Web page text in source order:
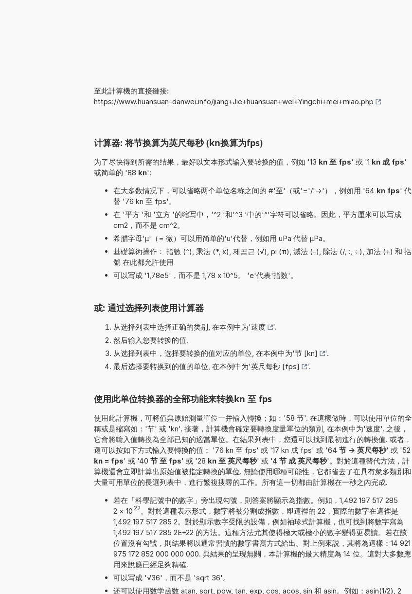
至此計算機的直接鏈接:
https://www.huansuan-danwei.info/jiang+Jie+huansuan+wei+Yingchi+mei+miao.php
计算器: 将节换算为英尺每秒 (kn换算为fps)
为了尽快得到所需的结果，最好以文本形式输入要转换的值，例如 '13 kn 至 fps' 或 '1 kn 成 fps'
或简单的 '88 kn':
在大多数情况下，可以省略两个单位名称之间的 #'至'（或'='/'->'），例如用 '64 kn fps' 代
替 '76 kn 至 fps'。
在 '平方 '和 '立方 '的缩写中，'^2 '和'^3 '中的'^'字符可以省略。因此，平方厘米可以写成
cm2，而不是 cm^2。
希腊字母'µ'（= 微）可以用简单的'u'代替，例如用 uPa 代替 µPa。
基礎算術操作： 指數 (^), 乘法 (*, x), 제곱근 (√), pi (π), 減法 (-), 除法 (/, :, ÷), 加法 (+) 和 括
號 在此都允許使用
可以写成 '1,78e5'，而不是 1,78 x 10^5。 'e'代表'指数'。
或: 通过选择列表使用计算器
从选择列表中选择正确的类别, 在本例中为'速度
'.
然后输入您要转换的值.
从选择列表中，选择要转换的值对应的单位, 在本例中为'节 [kn]
'.
最后选择要转换到的值的单位, 在本例中为'英尺每秒 [fps] '.
使用此单位转换器的全部功能来转换kn 至 fps
使用此計算機，可將值與原始測量單位一并輸入轉換；如：'58 节'. 在這樣做時，可以使用單位的全
稱或是縮寫如：'节' 或 'kn'. 接著，計算機會確定要轉換度量單位的類別, 在本例中为'速度'. 之後，
它會將輸入值轉換為全部已知的適當單位。在結果列表中，您還可以找到最初進行的轉換值. 或者，
還可以按如下方式輸入要轉換的值： '76 kn 至 fps' 或 '17 kn 成 fps' 或 '64 节 -> 英尺每秒' 或 '52
kn = fps' 或 '40 节 至 fps' 或 '28 kn 至 英尺每秒' 或 '4 节 成 英尺每秒'。對於這種替代方法，計
算機還會立即計算出原始值被指定轉換的單位. 無論使用哪種可能性，它都省去了在具有衆多類別和
大量可用單位的長選列表中，進行繁複搜尋的工作。所有這一切都由計算機在一秒之內完成.
若在「科學記號中的數字」旁出現勾號，則答案將顯示為指數。例如，1,492 197 517 285
2 × 10 22 。對於這種表示形式，數字將被分割成指數，即這裡的 22，實際的數字在這裡是
1,492 197 517 285 2。對於顯示數字受限的設備，例如袖珍式計算機，也可找到將數字寫為
1,492 197 517 285 2E+22 的方法。這種方法尤其使得極大或極小的數字變得更易讀。若在該
位置沒有勾號，則結果將以通常習慣的數字書寫方式給出。對上例來説，其將為這樣：14 921
975 172 852 000 000 000. 與結果的呈現無關，本計算機的最大精度為 14 位。這對大多數應
用來說應已經足夠精確.
可以写成 '√36'，而不是 'sqrt 36'。
还可以使用数学函数 atan, sqrt, pow, tan, exp, cos, acos, sin 和 asin。例如：asin(1/2), 2